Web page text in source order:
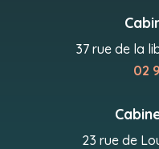
37 rue de la
02
23 rue de